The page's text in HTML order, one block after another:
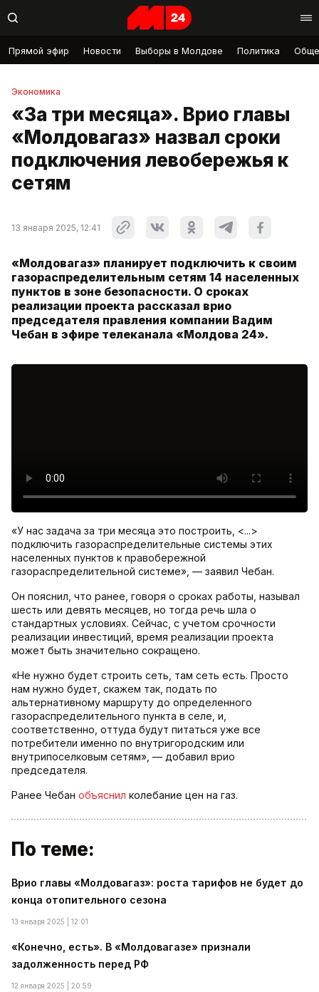
Прямой эфир Новости Выборы в Молдове Политика
Экономика
«За три месяца». Врио главы
«Молдовагаз» назвал сроки
подключения левобережья к
сетям
13 января 2025, 12:41
«Молдовагаз» планирует подключить к своим
газораспределительным сетям 14 населенных
пунктов в зоне безопасности. О сроках
реализации проекта рассказал врио
председателя правления компании Вадим
Чебан в эфире телеканала «Молдова 24».
«У нас задача за три месяца это построить, <...>
подключить газораспределительные системы этих
населенных пунктов к правобережной
газораспределительной системе», — заявил Чебан.
Он пояснил, что ранее, говоря о сроках работы, называл
шесть или девять месяцев, но тогда речь шла о
стандартных условиях. Сейчас, с учетом срочности
реализации инвестиций, время реализации проекта
может быть значительно сокращено.
«Не нужно будет строить сеть, там сеть есть. Просто
нам нужно будет, скажем так, подать по
альтернативному маршруту до определенного
газораспределительного пункта в селе, и,
соответственно, оттуда будут питаться уже все
потребители именно по внутригородским или
внутрипоселковым сетям», — добавил врио
председателя.
Ранее Чебан объяснил колебание цен на газ.
По теме:
Врио главы «Молдовагаз»: роста тарифов не будет до
конца отопительного сезона
13 января 2025 | 12:01
«Конечно, есть». В «Молдовагазе» признали
задолженность перед РФ
12 января 2025 | 20:59